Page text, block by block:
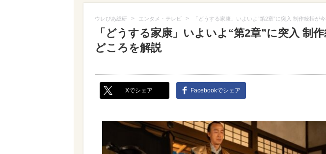
ウレぴあ総研 > エンタメ・テレビ > 「どうする家康」いよいよ“第2章”に突入 制作統括が
「どうする家康」いよいよ“第2章”に突入 制
どころを解説
Xでシェア Facebookでシェア